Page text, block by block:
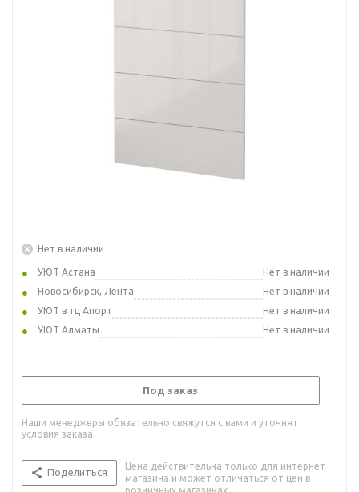
Нет в наличии
УЮТ Астана
Нет в наличии
Новосибирск, Лента
Нет в наличии
УЮТ в тц Апорт
Нет в наличии
УЮТ Алматы
Нет в наличии
Под заказ
Наши менеджеры обязательно свяжутся с вами и уточнят
условия заказа
Поделиться
Цена действительна только для интернет-
магазина и может отличаться от цен в
розничных магазинах